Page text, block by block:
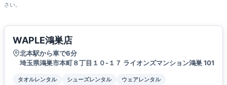
さい。
WAPLE鴻巣店
北本駅から車で6分
埼玉県鴻巣市本町８丁目１０-１７ ライオンズマンション鴻巣 101
タオルレンタル シューズレンタル
ウェアレンタル